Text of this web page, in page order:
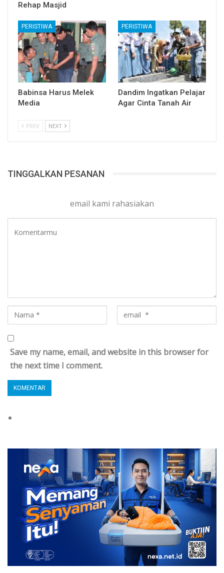
Rehap Masjid
PERISTIWA
Babinsa Harus Melek
Media
PERISTIWA
Dandim Ingatkan Pelajar
Agar Cinta Tanah Air
PREV NEXT
TINGGALKAN PESANAN
email kami rahasiakan
Save my name, email, and website in this browser for
the next time I comment.